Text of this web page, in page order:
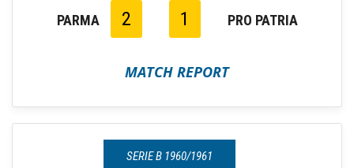
PARMA 2 1 PRO PATRIA
MATCH REPORT
SERIE B 1960/1961